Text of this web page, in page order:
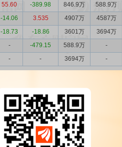
55.60 -389.98 846.9万 588.9万
-14.06 3.535 4907万 4587万
-18.73 -18.86 3601万 3694万
- -479.15 588.9万 -
- - 3694万 -
预测数值(元) 业绩变动同比 业绩变动环比